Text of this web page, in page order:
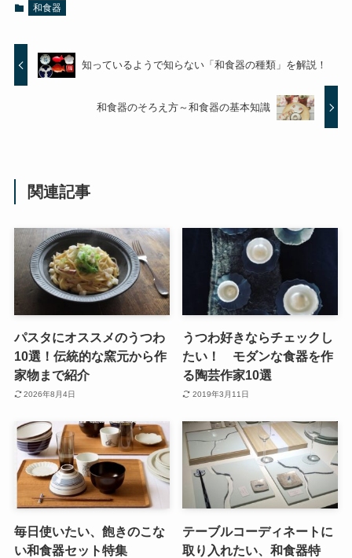
和食器
知っているようで知らない「和食器の種類」を解説！
和食器のそろえ方～和食器の基本知識
関連記事
パスタにオススメのうつわ
10選！伝統的な窯元から作
家物まで紹介
2026年8月4日
うつわ好きならチェックし
たい！ モダンな食器を作
る陶芸作家10選
2019年3月11日
毎日使いたい、飽きのこな
い和食器セット特集
テーブルコーディネートに
取り入れたい、和食器特